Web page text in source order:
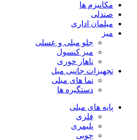
مکانیزم ها
صندلی
مبلمان اداری
میز
جلو مبلی و عسلی
میز کنسول
ناهار خوری
تجهیزات جانبی مبل
نما های مبلی
دستگیره ها
پایه های مبلی
فلزی
پلیمری
چوبی